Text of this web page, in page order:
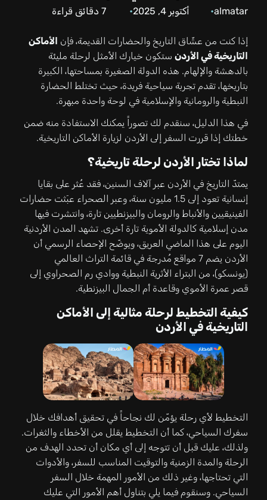
almatar أكتوبر 4, 2025 7دقائق قراءة
إذا كنت من عشّاق التاريخ والحضارات القديمة، فإن الأماكن
التاريخية في الأردن ستكون خيارك الأمثل لرحلة مليئة
بالدهشة والإلهام. هذه الدولة الصغيرة بمساحتها، الكبيرة
بتاريخها، تقدم تجربة سياحية فريدة، حيث تختلط الحضارة
النبطية والرومانية والإسلامية في لوحة واحدة مبهرة.
في هذا الدليل، سنقدم لك تصوراً يمكنك الاستفادة منه ضمن
خطتك إذا قررت السفر إلى الأردن لزيارة الأماكن التاريخية.
لماذا تختار الأردن لرحلة تاريخية؟
يمتدّ التاريخ في الأردن عبر آلاف السنين، فقد عُثر على بقايا
إنسانية تعود إلى 1.5 مليون سنة، وعبر الصحراء عبَثت حضارات
الفينيقيين والأنباط والرومان والبيزنطيين تارة، وانتشرت فيها
مدن إسلامية كالدولة الأموية تارة أخرى. تشهد المدن الأردنية
اليوم على هذا الماضي العريق، ويوضّح الإحصاء الرسمي أن
الأردن يضم 7 مواقع مُدرجة في قائمة التراث العالمي
(يونسكو)، من البتراء الأثرية النبطية ووادي رم الصحراوي إلى
قصر عمرة الأموي وقاعدة أم الجمال البيزنطية.
كيفية التخطيط لرحلة مثالية إلى الأماكن
التاريخية في الأردن
التخطيط لأي رحلة يؤمّن لك نجاحاً في تحقيق أهدافك خلال
سفرك السياحي، كما أن التخطيط يقلل من الأخطاء والثغرات.
ولذلك، عليك قبل أن تتوجه إلى أي مكان أن تحدد الهدف من
الرحلة والمدة الزمنية والتوقيت المناسب للسفر، والأدوات
التي تحتاجها، وغير ذلك من الأمور المهمة خلال السفر
السياحي. وسنقوم فيما يلي بتناول أهم الأمور التي عليك